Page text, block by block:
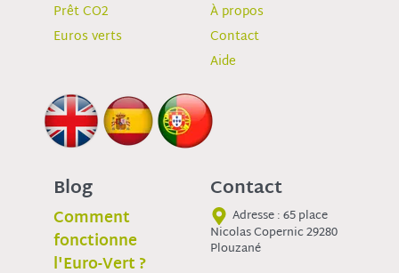
Prêt CO2
Euros verts
À propos
Contact
Aide
Blog
Comment
fonctionne
l'Euro-Vert ?
Contact
Adresse : 65 place
Nicolas Copernic 29280
Plouzané